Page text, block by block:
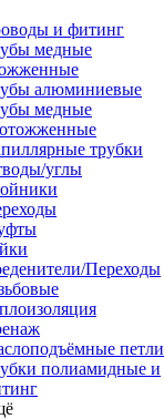
и фитинг
медные
алюминиевые
медные
трубки
углы
Переходы
петли
полиамидные и